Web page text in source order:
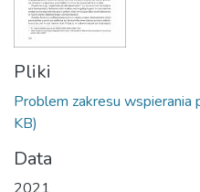
Pliki
Problem zakresu wspierania
KB)
Data